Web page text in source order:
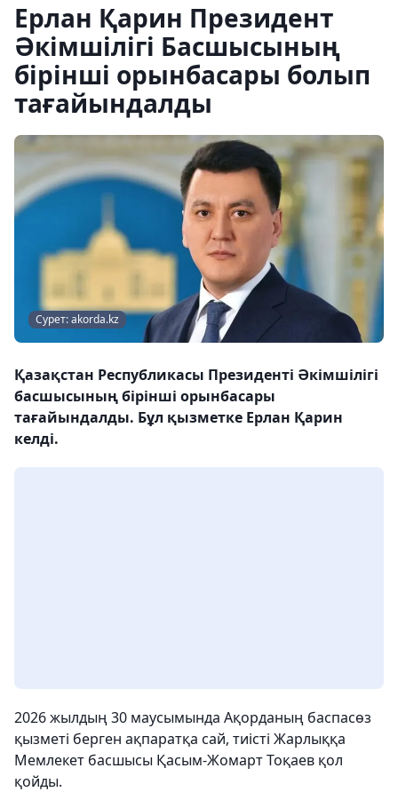
Ерлан Қарин Президент
Әкімшілігі Басшысының
бірінші орынбасары болып
тағайындалды
Сурет: akorda.kz
Қазақстан Республикасы Президенті Әкімшілігі
басшысының бірінші орынбасары
тағайындалды. Бұл қызметке Ерлан Қарин
келді.
2026 жылдың 30 маусымында Ақорданың баспасөз
қызметі берген ақпаратқа сай, тиісті Жарлыққа
Мемлекет басшысы Қасым-Жомарт Тоқаев қол
қойды.